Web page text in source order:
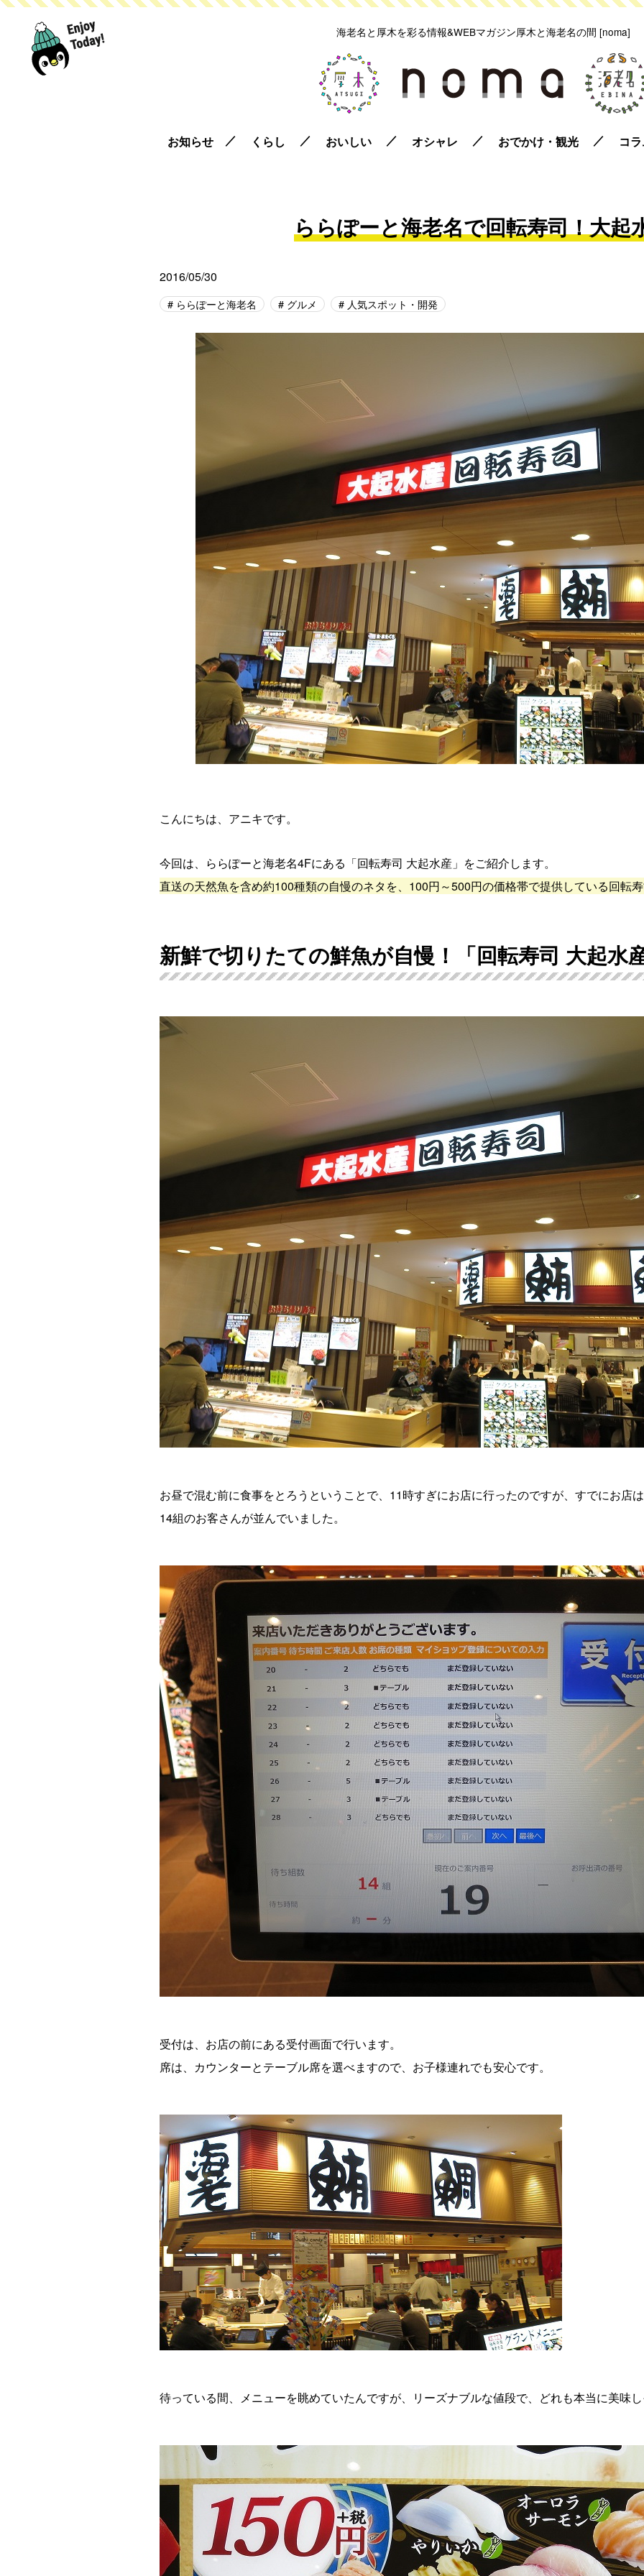
海老名と厚木を彩る情報&WEBマガジン厚木と海老名の間 [noma]
お知らせ くらし おいしい オシャレ おでかけ・観光 コ
ららぽーと海老名で回転寿司！大起
2016/05/30
ららぽーと海老名 グルメ 人気スポット・開発
こんにちは、アニキです。
今回は、ららぽーと海老名4Fにある「回転寿司 大起水産」をご紹介します。
直送の天然魚を含め約100種類の自慢のネタを、100円～500円の価格帯で提供している回転
新鮮で切りたての鮮魚が自慢！「回転寿司 大起水
お昼で混む前に食事をとろうということで、11時すぎにお店に行ったのですが、すでにお店
14組のお客さんが並んでいました。
受付は、お店の前にある受付画面で行います。
席は、カウンターとテーブル席を選べますので、お子様連れでも安心です。
待っている間、メニューを眺めていたんですが、リーズナブルな値段で、どれも本当に美味